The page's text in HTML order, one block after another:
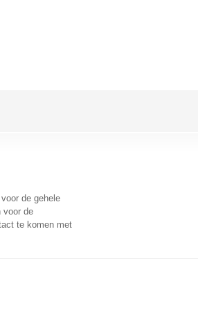
de gehele
voor de
te komen met